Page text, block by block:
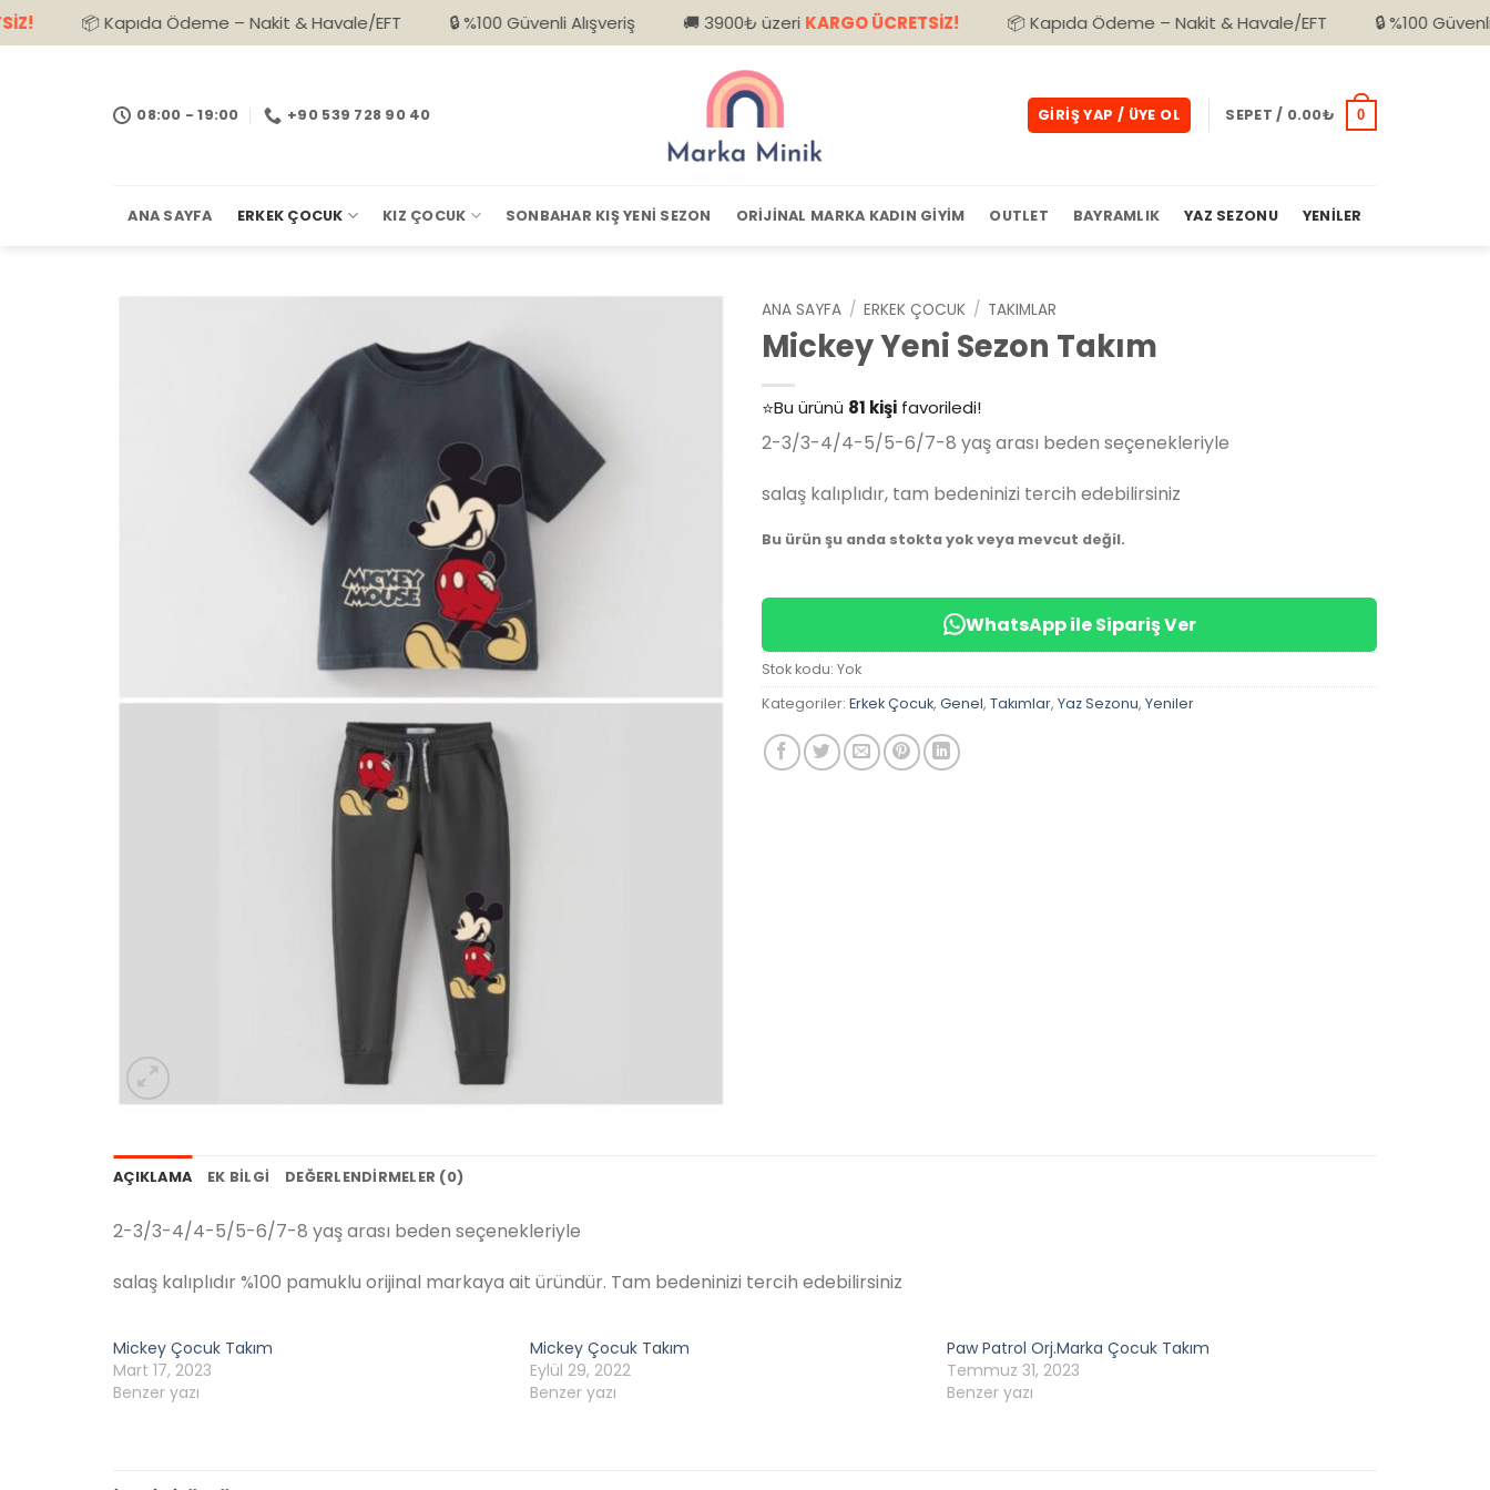
İçeriğe
atla
Kapıda Ödeme – Nakit & Havale/EFT 🔒 %100 Güvenli Alışveriş 🚚 3900₺ üzeriKARGO ÜCRETSİZ! 📦 Kapıda Ödeme – Nakit & Havale/EFT 🔒 %100 Güvenli Alışveriş
08:00 - 19:00 +90 539 728 90 40 GIRIŞ YAP / ÜYE OL SEPET / 0.00₺ 0
ANA SAYFA ERKEK ÇOCUK KIZ ÇOCUK SONBAHAR KIŞ YENI SEZON ORIJINAL MARKA KADIN GIYIM OUTLET BAYRAMLIK YAZ SEZONU YENILER
ANA SAYFA / ERKEK ÇOCUK / TAKIMLAR
Mickey Yeni Sezon Takım
👀Şu an
⭐️Bu ürünü 81 kişi favoriledi!
🛒39 kişi sepetine ekledi!
2-3/3-4/4-5/5-6/7-8 yaş arası beden seçenekleriyle
salaş kalıplıdır, tam bedeninizi tercih edebilirsiniz
Bu ürün şu anda stokta yok veya mevcut değil.
WhatsApp ile Sipariş Ver
Stok kodu: Yok
Kategoriler: Erkek Çocuk, Genel, Takımlar, Yaz Sezonu, Yeniler
AÇIKLAMA EK BILGI DEĞERLENDIRMELER (0)
2-3/3-4/4-5/5-6/7-8 yaş arası beden seçenekleriyle
salaş kalıplıdır %100 pamuklu orijinal markaya ait üründür. Tam bedeninizi tercih edebilirsiniz
Mickey Çocuk Takım
Mart 17, 2023
Benzer yazı
Mickey Çocuk Takım
Eylül 29, 2022
Benzer yazı
Paw Patrol Orj.Marka Çocuk Takım
Temmuz 31, 2023
Benzer yazı